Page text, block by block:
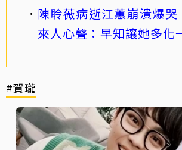
陳聆薇病逝江蕙崩潰爆哭
來人心聲：早知讓她多化
#賀瓏